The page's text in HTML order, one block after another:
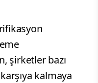
şirketler bazı
kalmaya